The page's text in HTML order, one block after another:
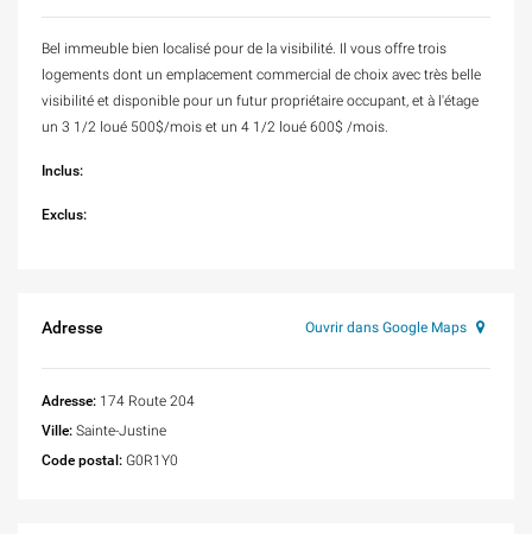
Bel immeuble bien localisé pour de la visibilité. Il vous offre trois
logements dont un emplacement commercial de choix avec très belle
visibilité et disponible pour un futur propriétaire occupant, et à l'étage
un 3 1/2 loué 500$/mois et un 4 1/2 loué 600$ /mois.
Inclus:
Exclus:
Adresse Ouvrir dans Google Maps
Adresse: 174 Route 204
Ville: Sainte-Justine
Code postal: G0R1Y0